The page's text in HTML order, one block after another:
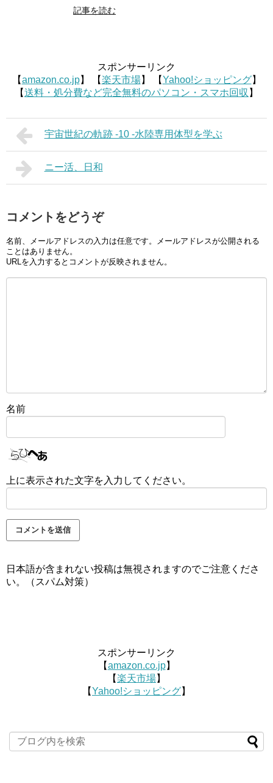
記事を読む
スポンサーリンク
【amazon.co.jp】 【楽天市場】 【Yahoo!ショッピング】
【送料・処分費など完全無料のパソコン・スマホ回収 】
宇宙世紀の軌跡 -10 -水陸専用体型を学ぶ
ニー活、日和
コメントをどうぞ
名前、メールアドレスの入力は任意です。メールアドレスが公開される
ことはありません。
URLを入力するとコメントが反映されません。
名前
上に表示された文字を入力してください。
日本語が含まれない投稿は無視されますのでご注意くださ
い。（スパム対策）
スポンサーリンク
【amazon.co.jp】
【楽天市場】
【Yahoo!ショッピング】